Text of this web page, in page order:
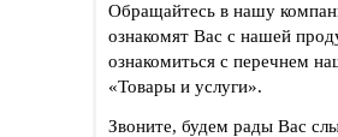
Обращайтесь в нашу
ознакомят Вас с нашей
ознакомиться с перечнем
«Товары и услуги».
Звоните, будем рады Вас